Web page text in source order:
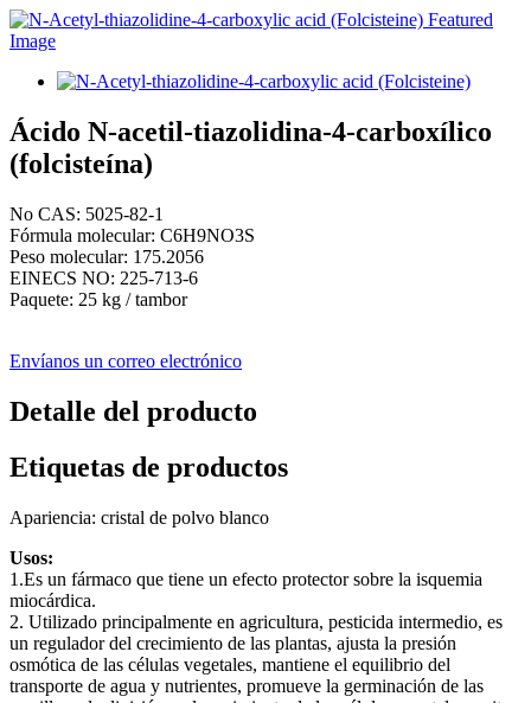
Ácido N-acetil-tiazolidina-4-carboxílico
(folcisteína)
No CAS: 5025-82-1
Fórmula molecular: C6H9NO3S
Peso molecular: 175.2056
EINECS NO: 225-713-6
Paquete: 25 kg / tambor
Envíanos un correo electrónico
Detalle del producto
Etiquetas de productos
Apariencia: cristal de polvo blanco
Usos:
1.Es un fármaco que tiene un efecto protector sobre la isquemia
miocárdica.
2. Utilizado principalmente en agricultura, pesticida intermedio, es
un regulador del crecimiento de las plantas, ajusta la presión
osmótica de las células vegetales, mantiene el equilibrio del
transporte de agua y nutrientes, promueve la germinación de las